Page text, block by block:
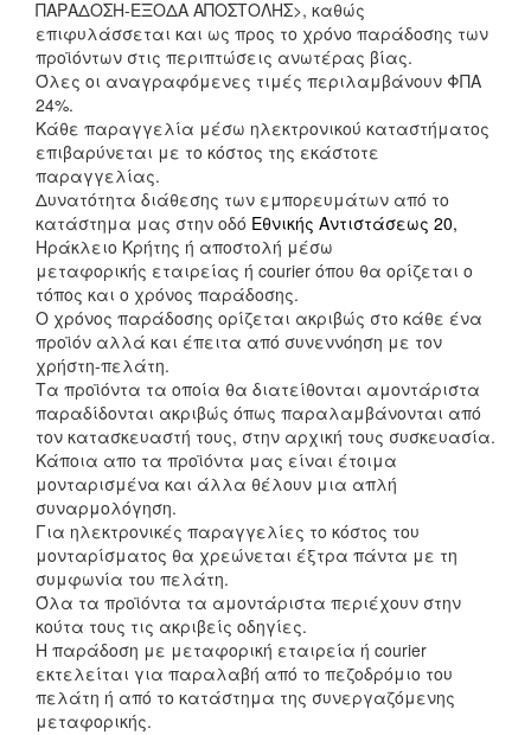
ΠΑΡΑΔΟΣΗ-ΕΞΟΔΑ ΑΠΟΣΤΟΛΗΣ>, καθώς
επιφυλάσσεται και ως προς το χρόνο παράδοσης των
προϊόντων στις περιπτώσεις ανωτέρας βίας.
Όλες οι αναγραφόμενες τιμές περιλαμβάνουν ΦΠΑ
24%.
Κάθε παραγγελία μέσω ηλεκτρονικού καταστήματος
επιβαρύνεται με το κόστος της εκάστοτε
παραγγελίας.
Δυνατότητα διάθεσης των εμπορευμάτων από το
κατάστημα μας στην οδό Εθνικής Αντιστάσεως 20,
Ηράκλειο Κρήτης ή αποστολή μέσω
μεταφορικής εταιρείας ή courier όπου θα ορίζεται ο
τόπος και ο χρόνος παράδοσης.
Ο χρόνος παράδοσης ορίζεται ακριβώς στο κάθε ένα
προϊόν αλλά και έπειτα από συνεννόηση με τον
χρήστη-πελάτη.
Τα προϊόντα τα οποία θα διατείθονται αμοντάριστα
παραδίδονται ακριβώς όπως παραλαμβάνονται από
τον κατασκευαστή τους, στην αρχική τους συσκευασία.
Κάποια απο τα προϊόντα μας είναι έτοιμα
μονταρισμένα και άλλα θέλουν μια απλή
συναρμολόγηση.
Για ηλεκτρονικές παραγγελίες το κόστος του
μονταρίσματος θα χρεώνεται έξτρα πάντα με τη
συμφωνία του πελάτη.
Όλα τα προϊόντα τα αμοντάριστα περιέχουν στην
κούτα τους τις ακριβείς οδηγίες.
Η παράδοση με μεταφορική εταιρεία ή courier
εκτελείται για παραλαβή από το πεζοδρόμιο του
πελάτη ή από το κατάστημα της συνεργαζόμενης
μεταφορικής.